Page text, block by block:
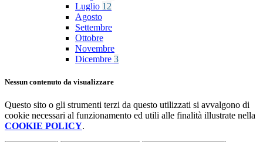
Luglio 12
Agosto
Settembre
Ottobre
Novembre
Dicembre 3
Nessun contenuto da visualizzare
Questo sito o gli strumenti terzi da questo utilizzati si avvalgono di
cookie necessari al funzionamento ed utili alle finalità illustrate nella
COOKIE POLICY.